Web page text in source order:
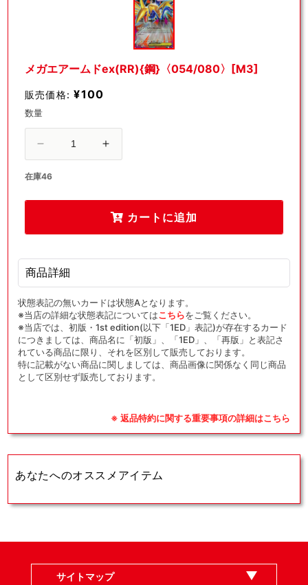
ィ
(1)
を
開
メガエアームドex(RR){鋼}〈054/080〉[M3]
販売価格: ¥100
数量
エ
ア
ム
ex(RR)
{鋼}
〈054/080〉
[M3]
の
数
量
を
メ
ア
ー
ム
〈054/080〉
[M3]
の
数
量
を
在庫46
カートに追加
商品詳細
状態表記の無いカードは状態Aとなります。
※当店の詳細な状態表記についてはこちらをご覧ください。
※当店では、初版・1st edition(以下「1ED」表記)が存在するカード
につきましては、商品名に「初版」、「1ED」、「再版」と表記さ
れている商品に限り、それを区別して販売しております。
特に記載がない商品に関しましては、商品画像に関係なく同じ商品
として区別せず販売しております。
※ 返品特約に関する重要事項の詳細はこちら
あなたへのオススメアイテム
サイトマップ